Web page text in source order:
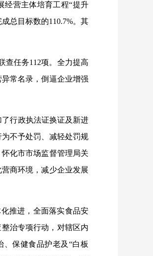
经营主体培育工程“提升
总目标数的110.7%。其
查任务112项。全力提高
常名录，倒逼企业增强
行政执法证换证及新进
不予处罚、减轻处罚规
化市市场监督管理局关
商环境，减少企业发展
推进，全面落实食品安
治专项行动，对辖区内
保健食品护老及“白板